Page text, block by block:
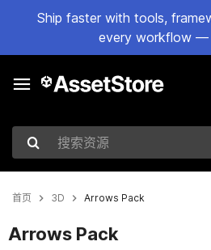
Ship faster with tools,
every workflow —
搜索资源
首页 3D Arrows Pack
Arrows Pack